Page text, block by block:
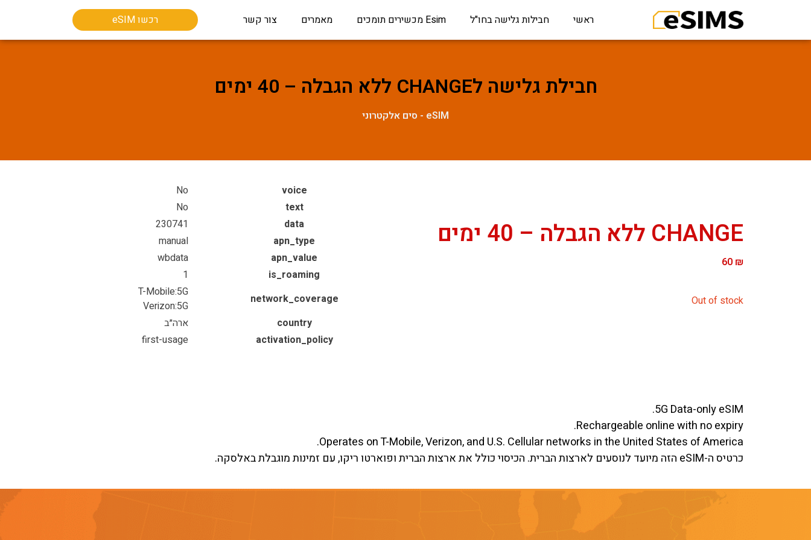
ראשי חבילות גלישה בחו"ל Esim מכשירים תומכים מאמרים צור קשר רכשו eSIM
חבילת גלישה לCHANGE ללא הגבלה – 40 ימים
eSIM - סים אלקטרוני
CHANGE ללא הגבלה – 40 ימים
60 ₪
Out of stock
voice
No
text
No
data
230741
apn_type
manual
apn_value
wbdata
is_roaming
1
network_coverage
T-Mobile:5G
Verizon:5G
country
ארה״ב
activation_policy
first-usage
5G Data-only eSIM.
Rechargeable online with no expiry.
Operates on T-Mobile, Verizon, and U.S. Cellular networks in the United States of America.
כרטיס ה-eSIM הזה מיועד לנוסעים לארצות הברית. הכיסוי כולל את ארצות הברית ופוארטו ריקו, עם זמינות מוגבלת באלסקה.